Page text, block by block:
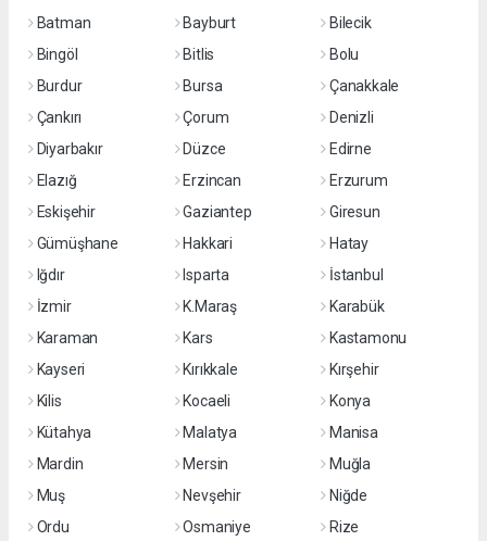
Batman
Bayburt
Bilecik
Bingöl
Bitlis
Bolu
Burdur
Bursa
Çanakkale
Çankırı
Çorum
Denizli
Diyarbakır
Düzce
Edirne
Elazığ
Erzincan
Erzurum
Eskişehir
Gaziantep
Giresun
Gümüşhane
Hakkari
Hatay
Iğdır
Isparta
İstanbul
İzmir
K.Maraş
Karabük
Karaman
Kars
Kastamonu
Kayseri
Kırıkkale
Kırşehir
Kilis
Kocaeli
Konya
Kütahya
Malatya
Manisa
Mardin
Mersin
Muğla
Muş
Nevşehir
Niğde
Ordu
Osmaniye Rize